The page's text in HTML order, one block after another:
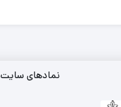
نمادهای سایت